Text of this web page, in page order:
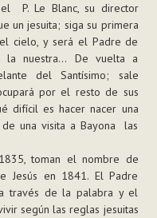
P. Le Blanc, su director
un jesuita; siga su primera
cielo, y será el Padre de
nuestra... De vuelta a
del Santísimo; sale
por el resto de sus
difícil es hacer nacer una
una visita a Bayona  las
toman el nombre de
Jesús en 1841. El Padre
través de la palabra y el
según las reglas jesuitas